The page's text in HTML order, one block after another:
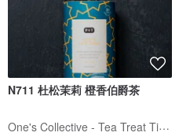
N711 杜松茉莉 橙香伯爵茶
One's Collective - Tea Treat Time